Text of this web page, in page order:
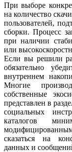
При выборе
на количество
пользователей,
сборки. Процесс
при наличии
или
Если вы решили
обязательно
внутреннем
Многие
собственные
представлен в
социальных
каталогов
сказаться на
данных и